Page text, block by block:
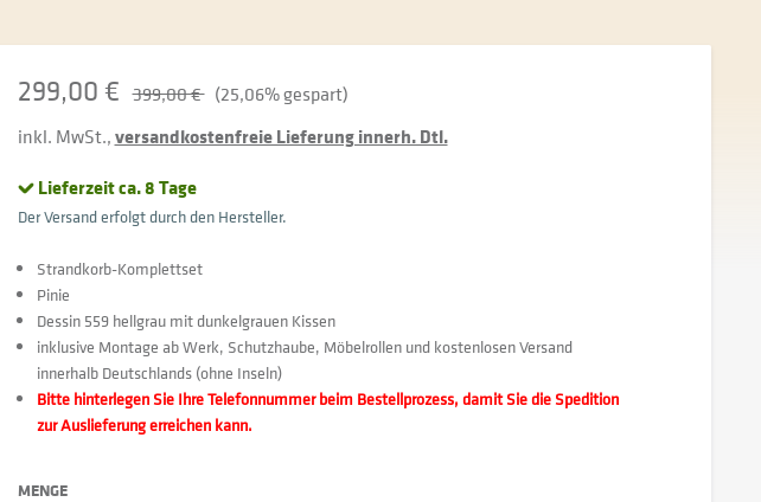
299,00 € 399,00 € (25,06% gespart)
inkl. MwSt.,versandkostenfreie Lieferung innerh. Dtl.
Lieferzeit ca. 8 Tage
Der Versand erfolgt durch den Hersteller.
Strandkorb-Komplettset
Pinie
Dessin 559 hellgrau mit dunkelgrauen Kissen
inklusive Montage ab Werk, Schutzhaube, Möbelrollen und kostenlosen Versand
innerhalb Deutschlands (ohne Inseln)
Bitte hinterlegen Sie Ihre Telefonnummer beim Bestellprozess, damit Sie die Spedition
zur Auslieferung erreichen kann.
MENGE